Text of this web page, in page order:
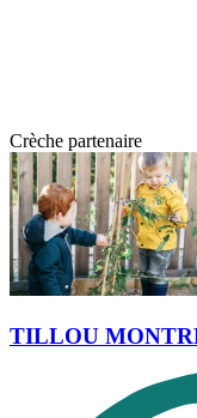
Crèche partenaire
TILLOU